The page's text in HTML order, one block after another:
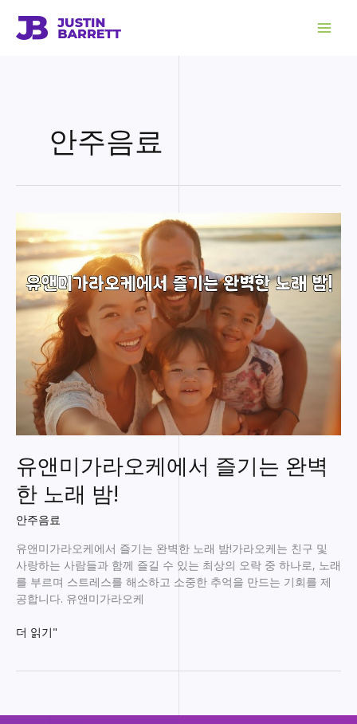
안주음료
유앤미가라오케에서 즐기는 완벽
한 노래 밤!
안주음료
유앤미가라오케에서 즐기는 완벽한 노래 밤!가라오케는 친구 및
사랑하는 사람들과 함께 즐길 수 있는 최상의 오락 중 하나로, 노래
를 부르며 스트레스를 해소하고 소중한 추억을 만드는 기회를 제
공합니다. 유앤미가라오케
유
오
더 읽기"